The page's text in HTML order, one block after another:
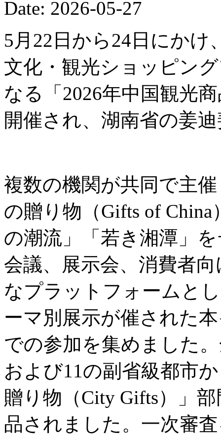
Date: 2026-05-27
5月22日から24日にかけ
文化・観光ショッピン
なる「2026年中国観光
開催され、湖南省の姜
複数の機関が共同で主
の贈り物（Gifts of
の潮流」「若き湘潭」
会議、展示会、消費者
なプラットフォームと
ーマ別展示が催された
での参加を集めました
および11の副省級都市
贈り物（City Gifts）」
品されました。一次審